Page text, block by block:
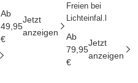
Ab
49,95
€
Jetzt
anzeigen
Freien bei
Lichteinfal.l
Ab
79,95
€
Jetzt
anzeigen